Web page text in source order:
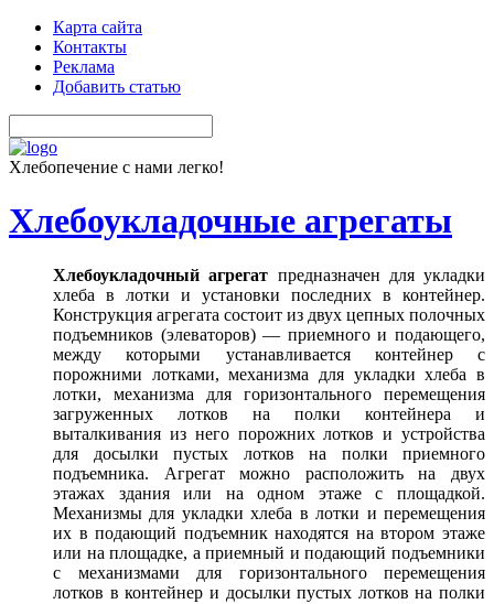
Карта сайта
Контакты
Реклама
Добавить статью
Хлебопечение с нами легко!
Хлебоукладочные агрегаты
Хлебоукладочный агрегат предназначен для укладки
хлеба в лотки и установки последних в контейнер.
Конструкция агрегата состоит из двух цепных полочных
подъемников (элеваторов) — приемного и подающего,
между которыми устанавливается контейнер с
порожними лотками, механизма для укладки хлеба в
лотки, механизма для горизонтального перемещения
загруженных лотков на полки контейнера и
выталкивания из него порожних лотков и устройства
для досылки пустых лотков на полки приемного
подъемника. Агрегат можно расположить на двух
этажах здания или на одном этаже с площадкой.
Механизмы для укладки хлеба в лотки и перемещения
их в подающий подъемник находятся на втором этаже
или на площадке, а приемный и подающий подъемники
с механизмами для горизонтального перемещения
лотков в контейнер и досылки пустых лотков на полки